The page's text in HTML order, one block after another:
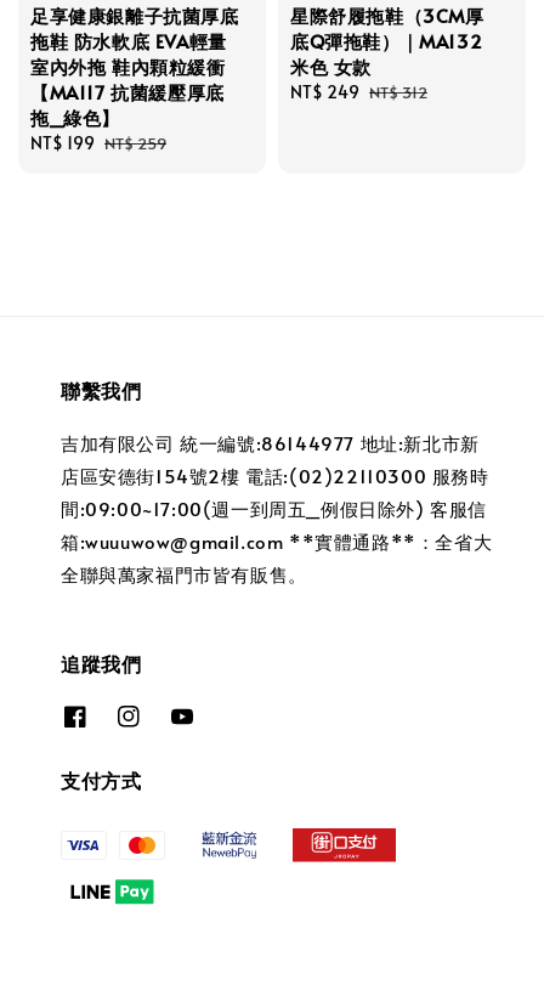
足享健康銀離子抗菌厚底
拖鞋 防水軟底 EVA輕量
室內外拖 鞋內顆粒緩衝
【MA117 抗菌緩壓厚底
拖_綠色】
Sale
NT$ 199 Regular
NT$ 259
星際舒履拖鞋（3CM厚
底Q彈拖鞋）｜MA132
米色 女款
Sale
NT$ 249 Regular
NT$ 312
聯繫我們
吉加有限公司 統一編號:86144977 地址:新北市新
店區安德街154號2樓 電話:(02)22110300 服務時
間:09:00~17:00(週一到周五_例假日除外) 客服信
箱:wuuuwow@gmail.com **實體通路**：全省大
全聯與萬家福門市皆有販售。
追蹤我們
支付方式